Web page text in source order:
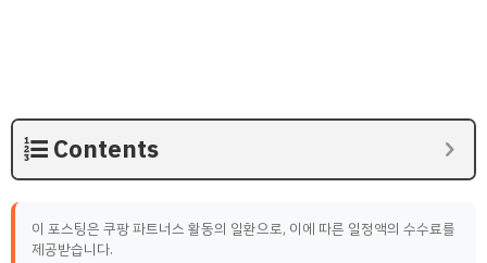
Contents
이 포스팅은 쿠팡 파트너스 활동의 일환으로, 이에 따른 일정액의 수수료를
제공받습니다.